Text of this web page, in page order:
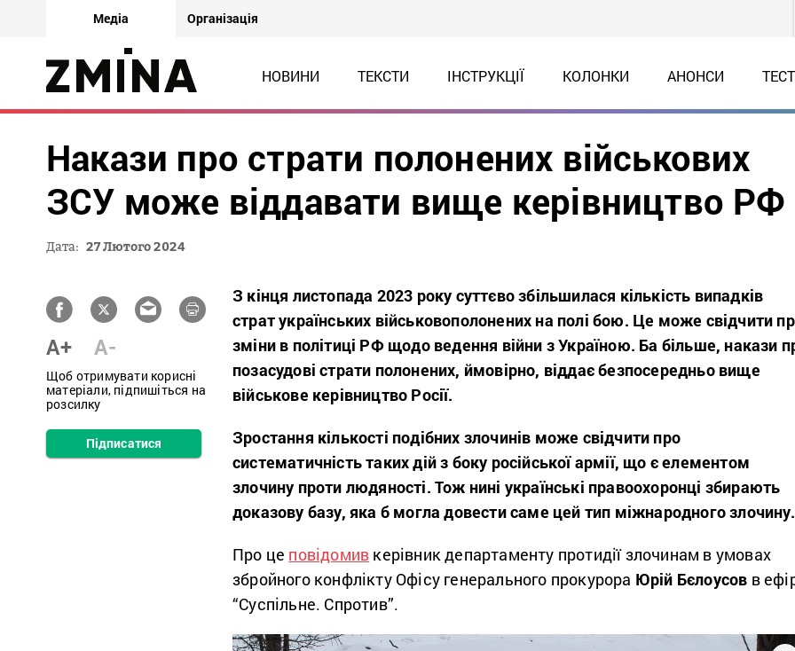
Медіа Організація
НОВИНИ ТЕКСТИ ІНСТРУКЦІЇ КОЛОНКИ АНОНСИ
Накази про страти полонених військових
ЗСУ може віддавати вище керівництво РФ
Дата: 27 Лютого 2024
A+ A-
Щоб отримувати корисні
матеріали, підпишіться на
розсилку
Підписатися
З кінця листопада 2023 року суттєво збільшилася кількість випадків
страт українських військовополонених на полі бою. Це може свідчити
зміни в політиці РФ щодо ведення війни з Україною. Ба більше, накази
позасудові страти полонених, ймовірно, віддає безпосередньо вище
військове керівництво Росії.
Зростання кількості подібних злочинів може свідчити про
систематичність таких дій з боку російської армії, що є елементом
злочину проти людяності. Тож нині українські правоохоронці збирають
доказову базу, яка б могла довести саме цей тип міжнародного
Про це повідомив керівник департаменту протидії злочинам в умовах
збройного конфлікту Офісу генерального прокурора Юрій Бєлоусов в
“Суспільне. Спротив”.